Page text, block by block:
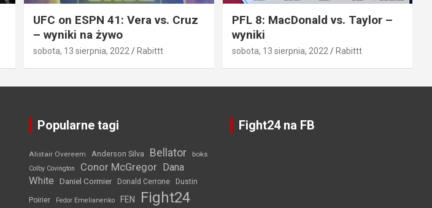
UFC on ESPN 41: Vera vs. Cruz
– wyniki na żywo
sobota, 13 sierpnia, 2022 Rabittt
PFL 8: MacDonald vs. Taylor –
wyniki
sobota, 13 sierpnia, 2022 Rabittt
Popularne tagi
Alistair Overeem Anderson Silva Bellator boks
Colby Covington Conor McGregor Dana
White
Daniel Cormier Donald Cerrone Dustin
Poirier Fedor Emelianenko FEN Fight24
Fight24 na FB